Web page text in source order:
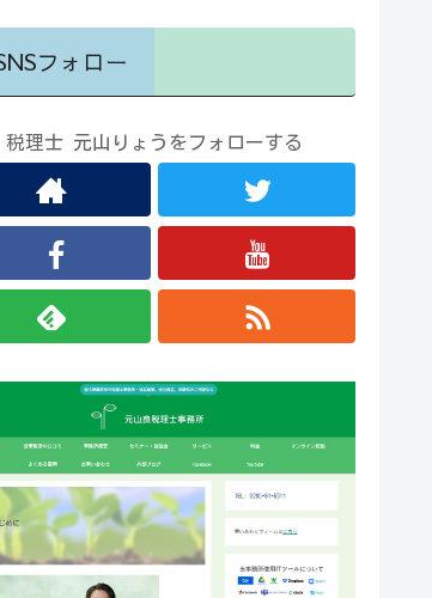
フォロー
税理士 元山りょうをフォローする